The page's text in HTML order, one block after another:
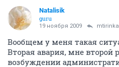
Natalisik
guru
19 ноября 2009 mtirinka
Вообщем у меня такая
Вторая авария, мне второй
возбуждении